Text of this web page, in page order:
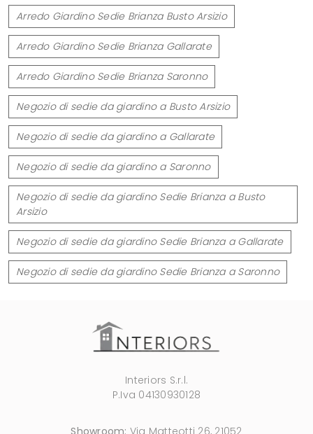
Arredo Giardino Sedie Brianza Busto Arsizio
Arredo Giardino Sedie Brianza Gallarate
Arredo Giardino Sedie Brianza Saronno
Negozio di sedie da giardino a Busto Arsizio
Negozio di sedie da giardino a Gallarate
Negozio di sedie da giardino a Saronno
Negozio di sedie da giardino Sedie Brianza a Busto
Arsizio
Negozio di sedie da giardino Sedie Brianza a Gallarate
Negozio di sedie da giardino Sedie Brianza a Saronno
Interiors S.r.l.
P.Iva 04130930128
Showroom: Via Matteotti 26, 21052